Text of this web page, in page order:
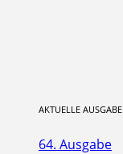
AKTUELLE AUSGABE
64. Ausgabe